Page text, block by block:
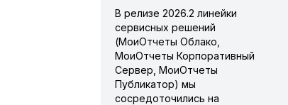
В релизе 2026.2 линейки
сервисных решений
(МоиОтчеты Облако,
МоиОтчеты Корпоративный
Сервер, МоиОтчеты
Публикатор) мы
сосредоточились на